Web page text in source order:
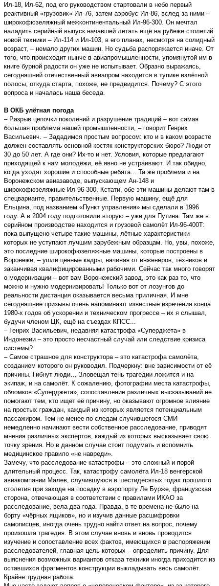
Ил-18, Ил-62, под его руководством стартовали в небо первый
реактивный «грузовик» Ил-76, затем аэробус Ил-86, вслед за ними –
широкофюзеляжный межконтинентальный Ил-96-300. Он мечтал
наладить серийный выпуск начавшей летать ещё на рубеже столетий
новой техники – Ил-114 и Ил-103, в его планах, несмотря на солидный
возраст, – немало других машин. Но судьба распоряжается иначе. От
того, что происходит нынче в авиапромышленности, упомянутой им в
книге бурной радости он уже не испытывает. Образно выражаясь,
сегодняшний отечественный авиапром находится в тупике взлётной
полосы, откуда старта, похоже, не предвидится. Почему? С этого
вопроса и началась наша беседа.
В ОКБ улётная погода
– Разрыв цепочки поколений и разрушение традиций – вот самая
большая проблема нашей промышленности, – говорит Генрих
Васильевич. – Зададимся простым вопросом: кто и в каком возрасте
должен составлять основной костяк конструкторских бюро? Люди от
30 до 50 лет. А где они? Их-то и нет. Условия, которые предлагают
приходящей к нам молодёжи, её явно не устраивают. И так обидно,
когда уходят хорошие и способные ребята... Та же проблема и на
Воронежском авиазаводе, выпускающем Ан-148 и
широкофюзеляжные Ил-96-300. Кстати, обе эти машины делают там в
спецварианте, правительственные. Первую машину, ещё для
Ельцина, под названием «Пункт управления» мы сделали в 1996
году. А в 2004 году подготовили вторую – уже для Путина. Там же в
серийном производстве находится и грузовой самолёт Ил-96-400Т:
пока выпущено четыре такие машины, лётные характеристики
которых не уступают лучшим зарубежным образцам. Но, увы, похоже,
это последние широкофюзеляжные машины, которые построены в
Воронеже, – ушли ценные кадры, начиная от инженеров, техников и
заканчивая квалифицированными рабочими. Сейчас так много говорят
о модернизации – вот вам Воронежский завод, это как раз то, что
можно и нужно модернизировать! Только вот от лозунгов до
реальности дистанция оказывается весьма приличная. И мне
сегодняшние призывы очень напоминают известные изречения конца
1980-х годов об ускорении и техническом прогрессе – их я слышал,
будучи членом ЦК, ещё на съездах КПСС...
– Генрих Васильевич, недавняя катастрофа «Суперджета» в
Индонезии – это просто несчастный случай или следствие кризиса
системы?
– Самое страшное для конструктора – это катастрофа самолёта,
созданием которого он руководил. Подчеркну: вне зависимости от её
причины. Гибнут люди… Зловещая тень трагедии ложится и на
экипаж, и на самолёт. К сожалению, фотографии места катастрофы,
обломков «Суперджета», сопоставление различных высказываний не
помогают тем, кто ищет её причину, но оказывают огромное влияние
на простых граждан, каждый из которых является потенциальным
пассажиром. Тем не менее по следам случившегося СМИ
немедленно начинают вести собственное расследование, приводят
мнения различных экспертов, каждый из которых высказывает свою
точку зрения. Но в данном случае стоит подумать и вспомнить
медицинское правило «не навреди».
Замечу, что расследование катастрофы – это сложный и порой
длительный процесс. Так, катастрофу самолёта Ил-18 венгерской
авиакомпании Малев, случившуюся в шестидесятых годах прошлого
столетия при заходе на посадку в аэропорту Ле Бурже, французская
сторона, отвечающая в соответствии с правилами ИКАО за
расследование, вела два года. Правда, в те времена не было на
борту «чёрных ящиков», но и изучив данные расшифровки
самописцев, иногда очень трудно найти ответ на вопрос, почему
произошла трагедия. В этом случае вновь и вновь проводится
изучение и сопоставление всех фактов, имеющихся в распоряжении
расследователей, главная цель которых – определить причину. Для
выяснения возможных вариантов отказа техники иногда приходится из
оставшихся фрагментов конструкции выкладывать весь самолёт.
Крайне трудная работа.